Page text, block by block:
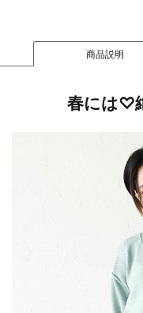
商品説明
春には♡